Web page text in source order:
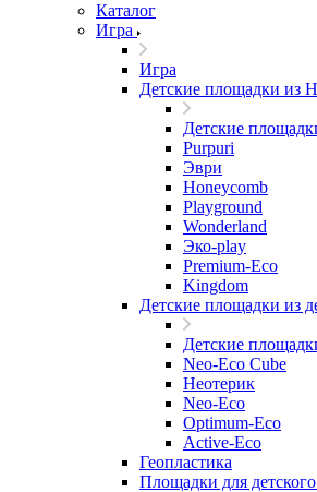
Каталог
Игра
Игра
Детские площадки из
Детские
Purpuri
Эври
Honeycomb
Playground
Wonderland
Эко-play
Premium-Eco
Kingdom
Детские площадки из
Детские
Neo-Eco Cube
Неотерик
Neo-Eco
Оptimum-Еco
Active-Eco
Геопластика
Площадки для детского